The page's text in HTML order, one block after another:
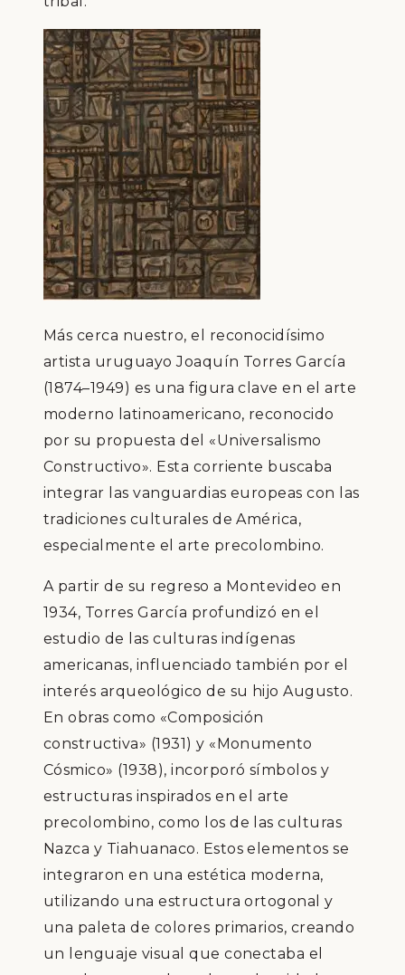
Más cerca nuestro, el reconocidísimo
artista uruguayo Joaquín Torres García
(1874–1949) es una figura clave en el arte
moderno latinoamericano, reconocido
por su propuesta del «Universalismo
Constructivo». Esta corriente buscaba
integrar las vanguardias europeas con las
tradiciones culturales de América,
especialmente el arte precolombino.​
A partir de su regreso a Montevideo en
1934, Torres García profundizó en el
estudio de las culturas indígenas
americanas, influenciado también por el
interés arqueológico de su hijo Augusto.
En obras como «Composición
constructiva» (1931) y «Monumento
Cósmico» (1938), incorporó símbolos y
estructuras inspirados en el arte
precolombino, como los de las culturas
Nazca y Tiahuanaco. Estos elementos se
integraron en una estética moderna,
utilizando una estructura ortogonal y
una paleta de colores primarios, creando
un lenguaje visual que conectaba el